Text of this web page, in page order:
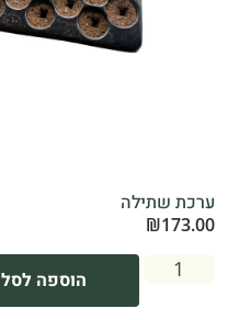
ערכת שתילה
₪173.00
הוספה לסל